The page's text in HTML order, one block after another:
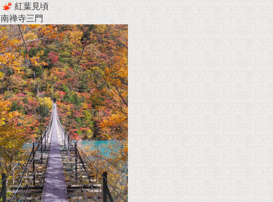
紅葉見頃
禅寺三門